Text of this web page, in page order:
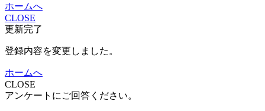
ホームへ
CLOSE
更新完了
登録内容を変更しました。
ホームへ
CLOSE
アンケートにご回答ください。